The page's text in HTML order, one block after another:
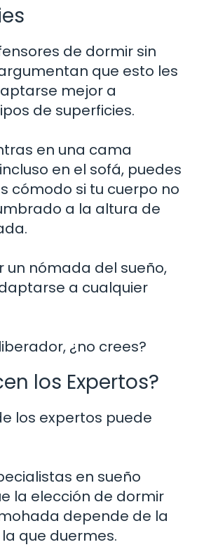
de dormir sin
que esto les
mejor a
de superficies.
en una cama
en el sofá, puedes
cómodo si tu cuerpo no
a la altura de
un nómada del sueño,
a cualquier
¿no crees?
los Expertos?
los expertos puede
en sueño
la elección de dormir
depende de la
que duermes.